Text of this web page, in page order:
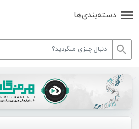
دسته‌بندی‌ها